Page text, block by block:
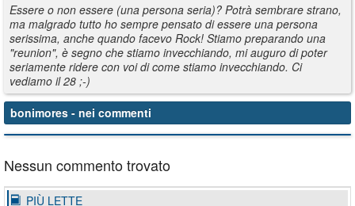
Essere o non essere (una persona seria)? Potrà sembrare strano,
ma malgrado tutto ho sempre pensato di essere una persona
serissima, anche quando facevo Rock! Stiamo preparando una
"reunion", è segno che stiamo invecchiando, mi auguro di poter
seriamente ridere con voi di come stiamo invecchiando. Ci
vediamo il 28 ;-)
bonimores - nei commenti
Nessun commento trovato
PIÙ LETTE